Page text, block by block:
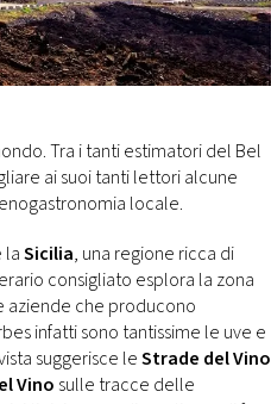
Tra i tanti estimatori del Bel
ai suoi tanti lettori alcune
locale.
laSicilia, una regione ricca di
consigliato esplora la zona
aziende che producono
infatti sono tantissime le uve e
suggerisce leStrade del Vino
Vino sulle tracce delle